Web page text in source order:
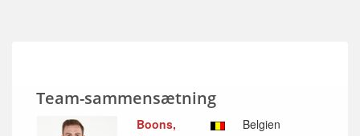
Team-sammensætning
Boons,
Belgien